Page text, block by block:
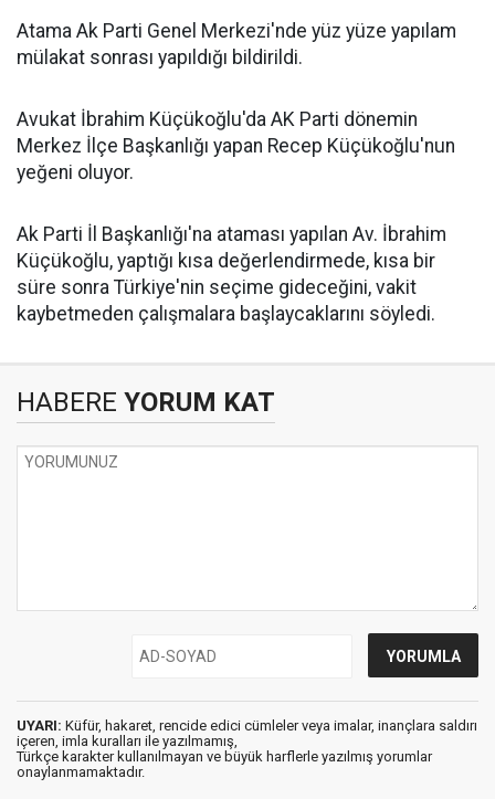
Atama Ak Parti Genel Merkezi'nde yüz yüze yapılam
mülakat sonrası yapıldığı bildirildi.
Avukat İbrahim Küçükoğlu'da AK Parti dönemin
Merkez İlçe Başkanlığı yapan Recep Küçükoğlu'nun
yeğeni oluyor.
Ak Parti İl Başkanlığı'na ataması yapılan Av. İbrahim
Küçükoğlu, yaptığı kısa değerlendirmede, kısa bir
süre sonra Türkiye'nin seçime gideceğini, vakit
kaybetmeden çalışmalara başlaycaklarını söyledi.
HABERE YORUM KAT
UYARI: Küfür, hakaret, rencide edici cümleler veya imalar, inançlara saldırı
içeren, imla kuralları ile yazılmamış,
Türkçe karakter kullanılmayan ve büyük harflerle yazılmış yorumlar
onaylanmamaktadır.